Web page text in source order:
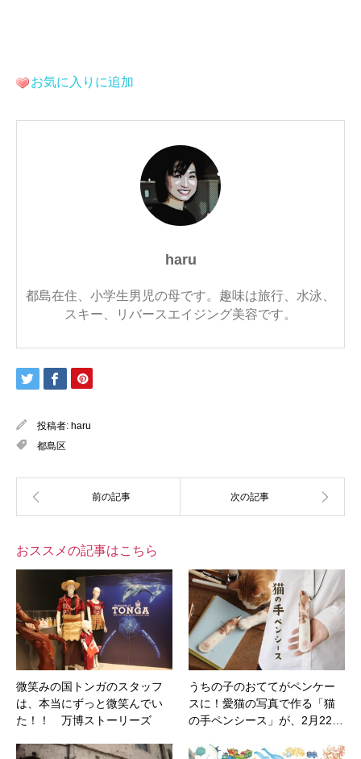
お気に入りに追加
haru
都島在住、小学生男児の母です。趣味は旅行、水泳、
スキー、リバースエイジング美容です。
投稿者: haru
都島区
おススメの記事はこちら
微笑みの国トンガのスタッフ
は、本当にずっと微笑んでい
た！！ 万博ストーリーズ
うちの子のおててがペンケー
スに！愛猫の写真で作る「猫
の手ペンシース」が、2月22…